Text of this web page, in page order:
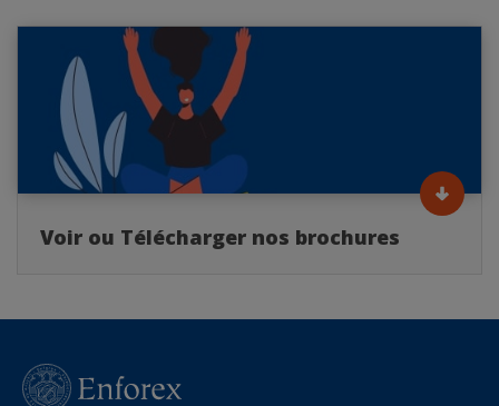
Voir ou Télécharger nos brochures